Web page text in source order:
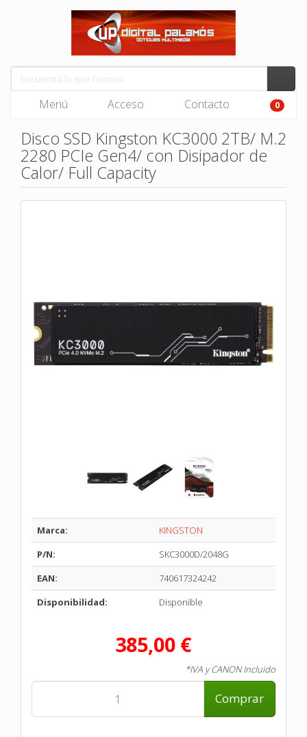
Menú Acceso Contacto 0
Disco SSD Kingston KC3000 2TB/ M.2
2280 PCIe Gen4/ con Disipador de
Calor/ Full Capacity
Marca:
KINGSTON
P/N:
SKC3000D/2048G
EAN:
740617324242
Disponibilidad:
Disponible
385,00 €
*IVA y CANON Incluido
Comprar